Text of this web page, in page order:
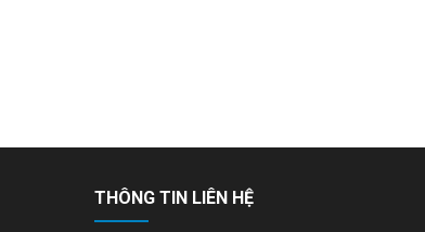
THÔNG TIN LIÊN HỆ